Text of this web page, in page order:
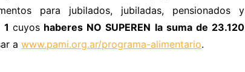
para jubilados, jubiladas, pensionados y
1 cuyoshaberes NO SUPEREN la suma de 23.120
a www.pami.org.ar/programa-alimentario.